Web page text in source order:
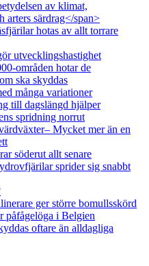
av klimat,
arters särdrag</span>
hotas av allt torrare
utvecklingshastighet
områden hotar de
ska skyddas
många variationer
till dagslängd hjälper
spridning norrut
Mycket mer än en
söderut allt senare
sprider sig snabbt
ger större bomullsskörd
påfågelöga i Belgien
oftare än alldagliga